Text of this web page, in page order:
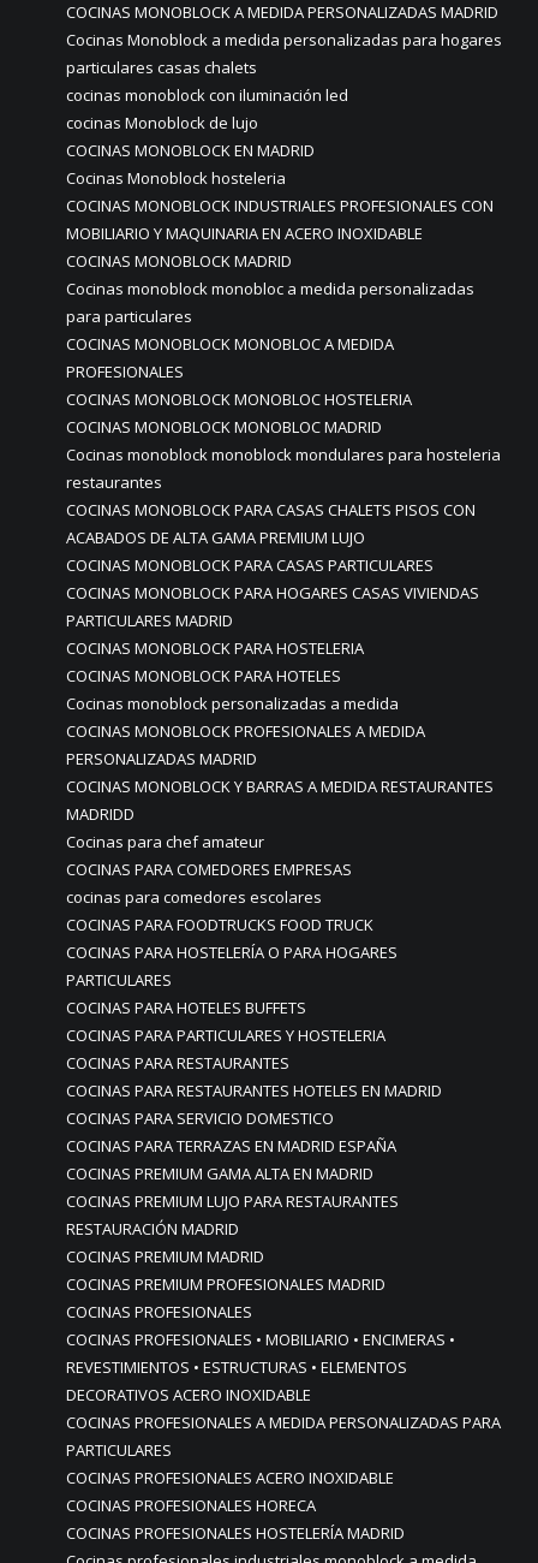
COCINAS MONOBLOCK A MEDIDA PERSONALIZADAS MADRID
Cocinas Monoblock a medida personalizadas para hogares
particulares casas chalets
cocinas monoblock con iluminación led
cocinas Monoblock de lujo
COCINAS MONOBLOCK EN MADRID
Cocinas Monoblock hosteleria
COCINAS MONOBLOCK INDUSTRIALES PROFESIONALES CON
MOBILIARIO Y MAQUINARIA EN ACERO INOXIDABLE
COCINAS MONOBLOCK MADRID
Cocinas monoblock monobloc a medida personalizadas
para particulares
COCINAS MONOBLOCK MONOBLOC A MEDIDA
PROFESIONALES
COCINAS MONOBLOCK MONOBLOC HOSTELERIA
COCINAS MONOBLOCK MONOBLOC MADRID
Cocinas monoblock monoblock mondulares para hosteleria
restaurantes
COCINAS MONOBLOCK PARA CASAS CHALETS PISOS CON
ACABADOS DE ALTA GAMA PREMIUM LUJO
COCINAS MONOBLOCK PARA CASAS PARTICULARES
COCINAS MONOBLOCK PARA HOGARES CASAS VIVIENDAS
PARTICULARES MADRID
COCINAS MONOBLOCK PARA HOSTELERIA
COCINAS MONOBLOCK PARA HOTELES
Cocinas monoblock personalizadas a medida
COCINAS MONOBLOCK PROFESIONALES A MEDIDA
PERSONALIZADAS MADRID
COCINAS MONOBLOCK Y BARRAS A MEDIDA RESTAURANTES
MADRIDD
Cocinas para chef amateur
COCINAS PARA COMEDORES EMPRESAS
cocinas para comedores escolares
COCINAS PARA FOODTRUCKS FOOD TRUCK
COCINAS PARA HOSTELERÍA O PARA HOGARES
PARTICULARES
COCINAS PARA HOTELES BUFFETS
COCINAS PARA PARTICULARES Y HOSTELERIA
COCINAS PARA RESTAURANTES
COCINAS PARA RESTAURANTES HOTELES EN MADRID
COCINAS PARA SERVICIO DOMESTICO
COCINAS PARA TERRAZAS EN MADRID ESPAÑA
COCINAS PREMIUM GAMA ALTA EN MADRID
COCINAS PREMIUM LUJO PARA RESTAURANTES
RESTAURACIÓN MADRID
COCINAS PREMIUM MADRID
COCINAS PREMIUM PROFESIONALES MADRID
COCINAS PROFESIONALES
COCINAS PROFESIONALES • MOBILIARIO • ENCIMERAS •
REVESTIMIENTOS • ESTRUCTURAS • ELEMENTOS
DECORATIVOS ACERO INOXIDABLE
COCINAS PROFESIONALES A MEDIDA PERSONALIZADAS PARA
PARTICULARES
COCINAS PROFESIONALES ACERO INOXIDABLE
COCINAS PROFESIONALES HORECA
COCINAS PROFESIONALES HOSTELERÍA MADRID